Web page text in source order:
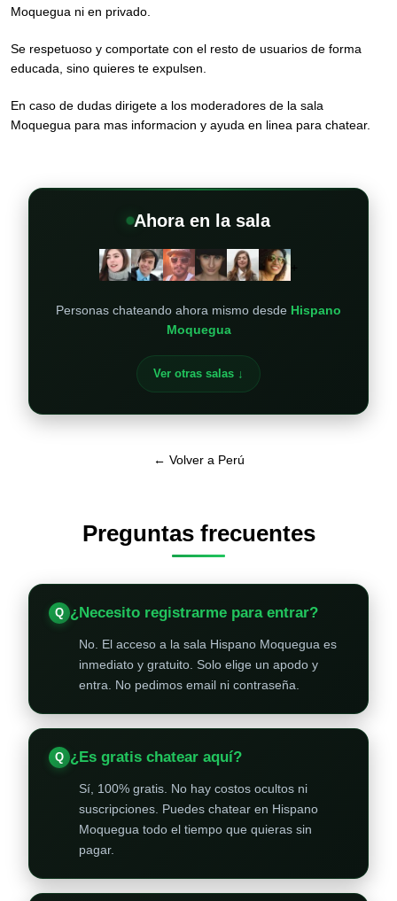
Moquegua ni en privado.
Se respetuoso y comportate con el resto de usuarios de forma
educada, sino quieres te expulsen.
En caso de dudas dirigete a los moderadores de la sala
Moquegua para mas informacion y ayuda en linea para chatear.
Ahora en la sala
Personas chateando ahora mismo desde Hispano
Moquegua
Ver otras salas ↓
← Volver a Perú
Preguntas frecuentes
¿Necesito registrarme para entrar?
No. El acceso a la sala Hispano Moquegua es
inmediato y gratuito. Solo elige un apodo y
entra. No pedimos email ni contraseña.
¿Es gratis chatear aquí?
Sí, 100% gratis. No hay costos ocultos ni
suscripciones. Puedes chatear en Hispano
Moquegua todo el tiempo que quieras sin
pagar.